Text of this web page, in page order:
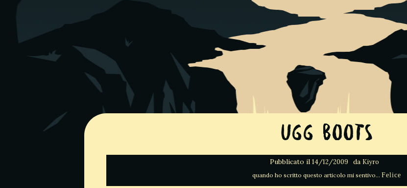
Ugg Boots
Pubblicato il 14/12/2009 da Kiyro
Felice